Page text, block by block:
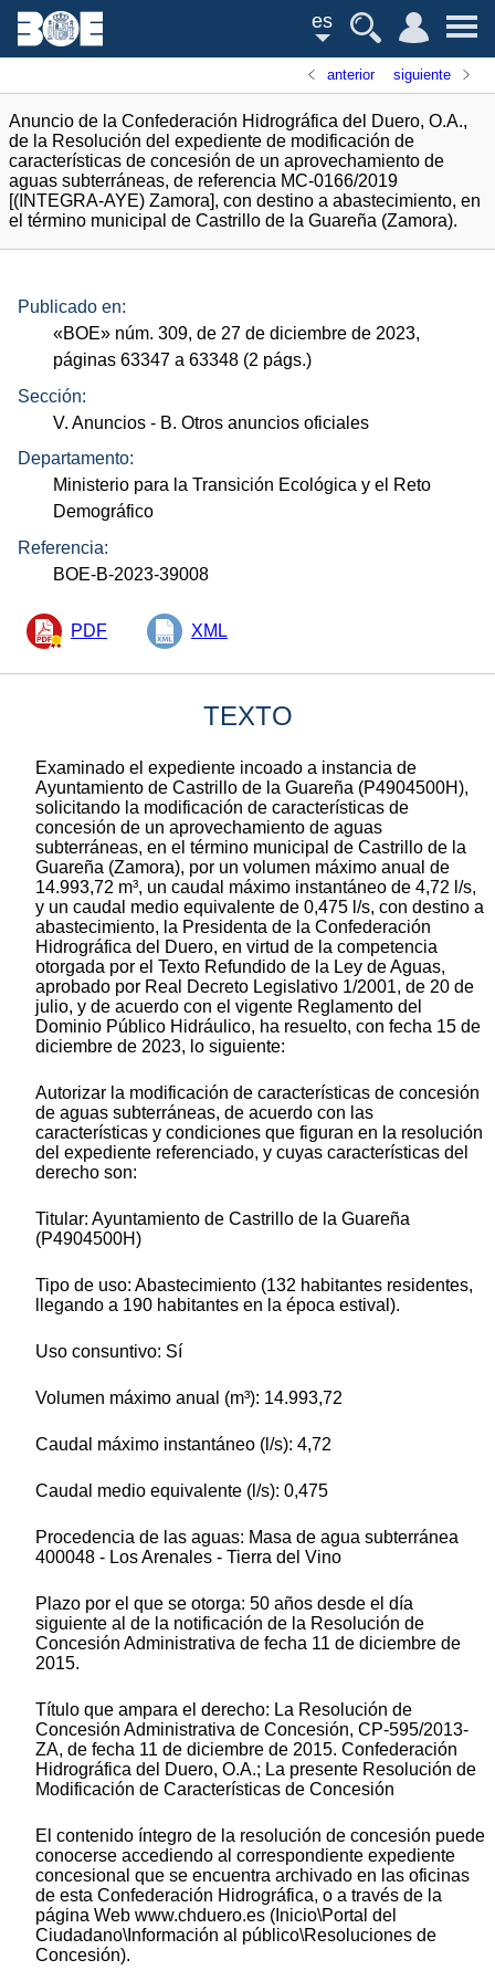
es
anterior siguiente
Anuncio de la Confederación Hidrográfica del Duero, O.A.,
de la Resolución del expediente de modificación de
características de concesión de un aprovechamiento de
aguas subterráneas, de referencia MC-0166/2019
[(INTEGRA-AYE) Zamora], con destino a abastecimiento, en
el término municipal de Castrillo de la Guareña (Zamora).
Publicado en:
«BOE» núm. 309, de 27 de diciembre de 2023,
páginas 63347 a 63348 (2 págs.)
Sección:
V. Anuncios - B. Otros anuncios oficiales
Departamento:
Ministerio para la Transición Ecológica y el Reto
Demográfico
Referencia:
BOE-B-2023-39008
PDF XML
TEXTO
Examinado el expediente incoado a instancia de
Ayuntamiento de Castrillo de la Guareña (P4904500H),
solicitando la modificación de características de
concesión de un aprovechamiento de aguas
subterráneas, en el término municipal de Castrillo de la
Guareña (Zamora), por un volumen máximo anual de
14.993,72 m³, un caudal máximo instantáneo de 4,72 l/s,
y un caudal medio equivalente de 0,475 l/s, con destino a
abastecimiento, la Presidenta de la Confederación
Hidrográfica del Duero, en virtud de la competencia
otorgada por el Texto Refundido de la Ley de Aguas,
aprobado por Real Decreto Legislativo 1/2001, de 20 de
julio, y de acuerdo con el vigente Reglamento del
Dominio Público Hidráulico, ha resuelto, con fecha 15 de
diciembre de 2023, lo siguiente:
Autorizar la modificación de características de concesión
de aguas subterráneas, de acuerdo con las
características y condiciones que figuran en la resolución
del expediente referenciado, y cuyas características del
derecho son:
Titular: Ayuntamiento de Castrillo de la Guareña
(P4904500H)
Tipo de uso: Abastecimiento (132 habitantes residentes,
llegando a 190 habitantes en la época estival).
Uso consuntivo: Sí
Volumen máximo anual (m³): 14.993,72
Caudal máximo instantáneo (l/s): 4,72
Caudal medio equivalente (l/s): 0,475
Procedencia de las aguas: Masa de agua subterránea
400048 - Los Arenales - Tierra del Vino
Plazo por el que se otorga: 50 años desde el día
siguiente al de la notificación de la Resolución de
Concesión Administrativa de fecha 11 de diciembre de
2015.
Título que ampara el derecho: La Resolución de
Concesión Administrativa de Concesión, CP-595/2013-
ZA, de fecha 11 de diciembre de 2015. Confederación
Hidrográfica del Duero, O.A.; La presente Resolución de
Modificación de Características de Concesión
El contenido íntegro de la resolución de concesión puede
conocerse accediendo al correspondiente expediente
concesional que se encuentra archivado en las oficinas
de esta Confederación Hidrográfica, o a través de la
página Web www.chduero.es (Inicio\Portal del
Ciudadano\Información al público\Resoluciones de
Concesión).